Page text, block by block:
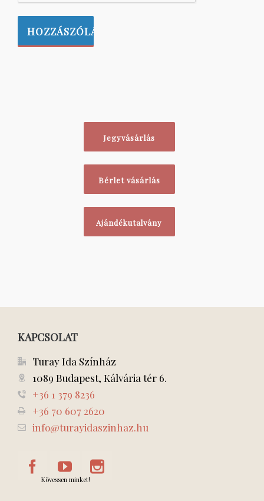
Jegyvásárlás
Bérlet vásárlás
Ajándékutalvány
KAPCSOLAT
Turay Ida Színház
1089 Budapest, Kálvária tér 6.
+36 1 379 8236
+36 70 607 2620
info@turayidaszinhaz.hu
Kövessen minket!